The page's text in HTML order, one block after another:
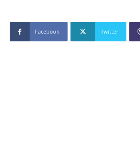
Facebook Twitter